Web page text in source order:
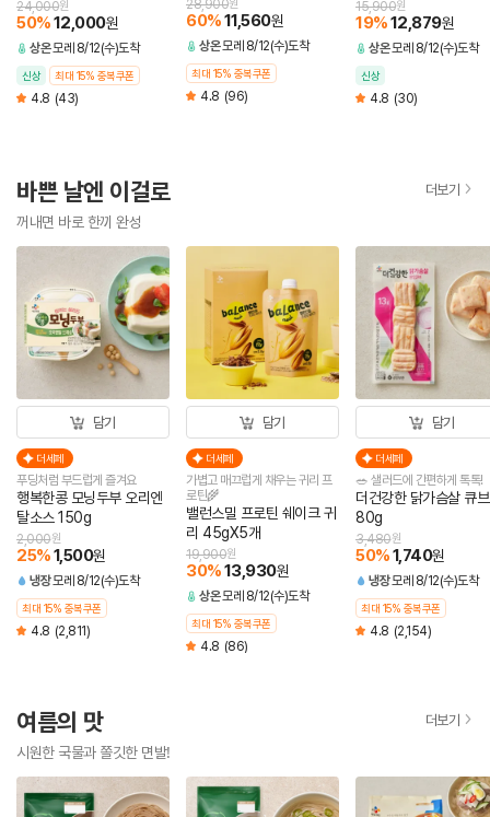
50%12,000원
24,000원
상온 모레 8/12(수)도착
신상 최대 15% 중복쿠폰
4.8 (43)
60%11,560원
28,900원
상온 모레 8/12(수)도착
최대 15% 중복쿠폰
4.8 (96)
분)
19%12,879원
15,900원
상온 모레 8/12(수)도착
신상
4.8 (30)
바쁜 날엔 이걸로
꺼내면 바로 한끼 완성
더보기
담기
더세페
푸딩처럼 부드럽게 즐겨요
행복한콩 모닝두부 오리엔
탈소스 150g
25%1,500원
2,000원
냉장 모레 8/12(수)도착
최대 15% 중복쿠폰
4.8 (2,811)
담기
더세페
가볍고 매끄럽게 채우는 귀리 프
로틴🌾
밸런스밀 프로틴 쉐이크 귀
리 45gX5개
30%13,930원
19,900원
상온 모레 8/12(수)도착
최대 15% 중복쿠폰
4.8 (86)
담기
더세페
🥗 샐러드에 간편하게 톡톡!
더건강한 닭가슴살 큐브
80g
50%1,740원
3,480원
냉장 모레 8/12(수)도착
최대 15% 중복쿠폰
4.8 (2,154)
여름의 맛
시원한 국물과 쫄깃한 면발!
더보기